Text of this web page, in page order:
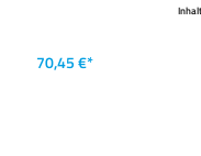
70,45 €*